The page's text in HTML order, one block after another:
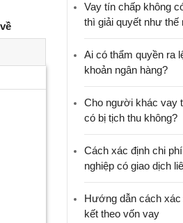
Vay tín chấp không
thì giải quyết như thế
Ai có thẩm quyền ra
khoản ngân hàng?
Cho người khác vay
có bị tịch thu không?
Cách xác định chi
nghiệp có giao dịch
Hướng dẫn cách xác
kết theo vốn vay